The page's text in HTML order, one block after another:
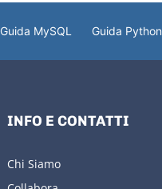
Guida MySQL Guida Python
INFO E CONTATTI
Chi Siamo